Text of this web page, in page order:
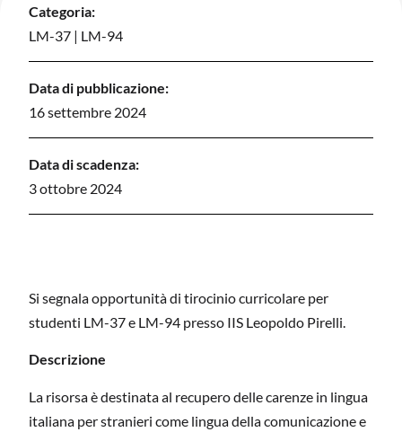
Categoria:
LM-37 | LM-94
Data di pubblicazione:
16 settembre 2024
Data di scadenza:
3 ottobre 2024
Si segnala opportunità di tirocinio curricolare per
studenti LM-37 e LM-94 presso IIS Leopoldo Pirelli.
Descrizione
La risorsa è destinata al recupero delle carenze in lingua
italiana per stranieri come lingua della comunicazione e